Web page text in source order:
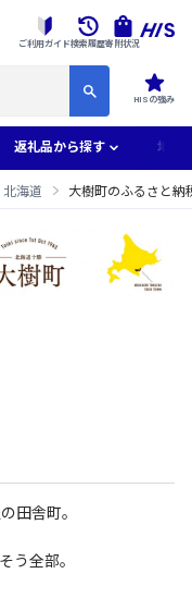
HISの強み
ご利用ガイド検索履歴寄附状況
返礼品から探す 地域
北海道 大樹町のふるさと納
田舎町。
う全部。